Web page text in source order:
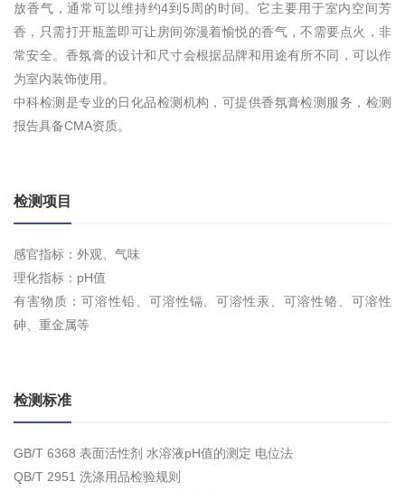
放香气，通常可以维持约4到5周的时间。它主要用于室内空间芳
香，只需打开瓶盖即可让房间弥漫着愉悦的香气，不需要点火，非
常安全。香氛膏的设计和尺寸会根据品牌和用途有所不同，可以作
为室内装饰使用。
中科检测是专业的日化品检测机构，可提供香氛膏检测服务，检测
报告具备CMA资质。
检测项目
感官指标：外观、气味
理化指标：pH值
有害物质：可溶性铅、可溶性镉、可溶性汞、可溶性铬、可溶性
砷、重金属等
检测标准
GB/T 6368 表面活性剂 水溶液pH值的测定 电位法
QB/T 2951 洗涤用品检验规则